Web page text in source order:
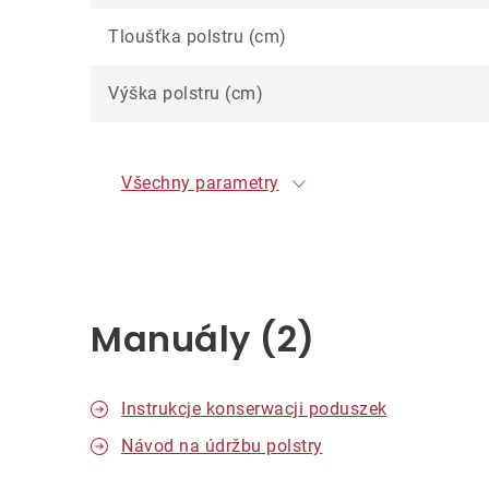
Tloušťka polstru (cm)
Výška polstru (cm)
Všechny parametry
Manuály (2)
Instrukcje konserwacji poduszek
Návod na údržbu polstry